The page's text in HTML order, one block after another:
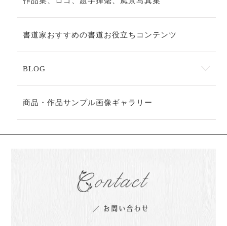
書道家おすすめの書道お役立ちコンテンツ
BLOG
商品・作品サンプル画像ギャラリー